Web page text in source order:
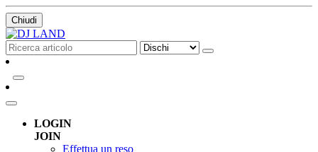
Chiudi
LOGIN
JOIN
Effettua un reso